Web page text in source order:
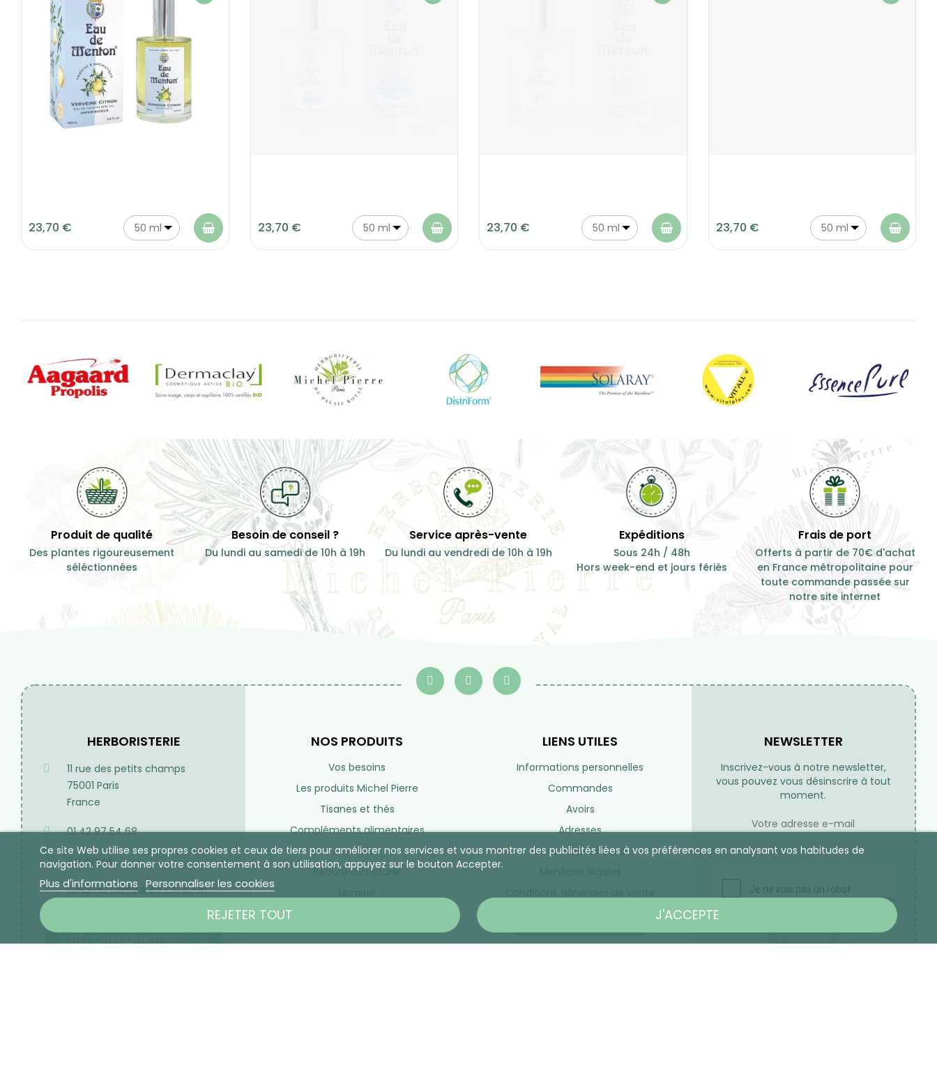
23,70 € 50 ml 23,70 € 50 ml 23,70 € 50 ml 23,70 € 50 ml
Ce site Web utilise ses propres cookies et ceux de tiers pour améliorer nos services et vous montrer des publicités liées à vos préférences en analysant vos habitudes de
navigation. Pour donner votre consentement à son utilisation, appuyez sur le bouton Accepter.
Plus d'informations Personnaliser les cookies
REJETER TOUT J'ACCEPTE
Produit de qualité
Des plantes rigoureusement
séléctionnées
Besoin de conseil ?
Du lundi au samedi de 10h à 19h
Service après-vente
Du lundi au vendredi de 10h à 19h
Expéditions
Sous 24h / 48h
Hors week-end et jours fériés
Frais de port
Offerts à partir de 70€ d'achat
en France métropolitaine pour
toute commande passée sur
notre site internet
HERBORISTERIE
11 rue des petits champs
75001 Paris
France
01 42 97 54 68
Par email
Lundi au samedi de 10h à 19h
NOS PRODUITS
Vos besoins
Les produits Michel Pierre
Tisanes et thés
Compléments alimentaires
Les huiles
Beauté au naturel
LIENS UTILES
Informations personnelles
Commandes
Avoirs
Adresses
Bons et réductions
NEWSLETTER
Inscrivez-vous à notre newsletter,
vous pouvez vous désinscrire à tout
moment.